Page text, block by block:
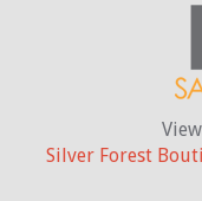
Silver Forest